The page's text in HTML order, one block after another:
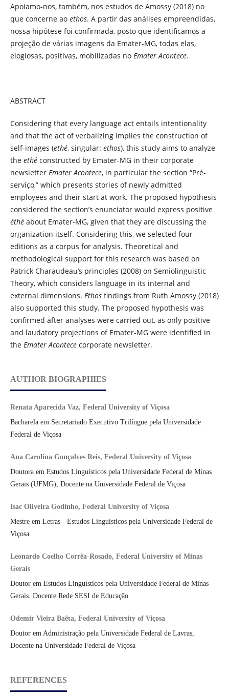
Apoiamo-nos, também, nos estudos de Amossy (2018) no
que concerne ao ethos. A partir das análises empreendidas,
nossa hipótese foi confirmada, posto que identificamos a
projeção de várias imagens da Emater-MG, todas elas,
elogiosas, positivas, mobilizadas no Emater Acontece.
ABSTRACT
Considering that every language act entails intentionality
and that the act of verbalizing implies the construction of
self-images (ethé, singular: ethos), this study aims to analyze
the ethéconstructed by Emater-MG in their corporate
newsletter Emater Acontece, in particular the section “Pré-
serviço,” which presents stories of newly admitted
employees and their start at work. The proposed hypothesis
considered the section’s enunciator would express positive
éthéabout Emater-MG, given that they are discussing the
organization itself. Considering this, we selected four
editions as a corpus for analysis. Theoretical and
methodological support for this research was based on
Patrick Charaudeau’s principles (2008) on Semiolinguistic
Theory, which considers language in its internal and
external dimensions. Ethos findings from Ruth Amossy (2018)
also supported this study. The proposed hypothesis was
confirmed after analyses were carried out, as only positive
and laudatory projections of Emater-MG were identified in
the Emater Acontececorporate newsletter.
AUTHOR BIOGRAPHIES
Renata Aparecida Vaz, Federal University of Viçosa
Bacharela em Secretariado Executivo Trilíngue pela Universidade
Federal de Viçosa
Ana Carolina Gonçalves Reis, Federal University of Viçosa
Doutora em Estudos Linguísticos pela Universidade Federal de Minas
Gerais (UFMG), Docente na Universidade Federal de Viçosa
Isac Oliveira Godinho, Federal University of Viçosa
Mestre em Letras - Estudos Linguísticos pela Universidade Federal de
Viçosa.
Leonardo Coelho Corrêa-Rosado, Federal University of Minas
Gerais
Doutor em Estudos Linguísticos pela Universidade Federal de Minas
Gerais. Docente Rede SESI de Educação
Odemir Vieira Baêta, Federal University of Viçosa
Doutor em Administração pela Universidade Federal de Lavras,
Docente na Universidade Federal de Viçosa
REFERENCES